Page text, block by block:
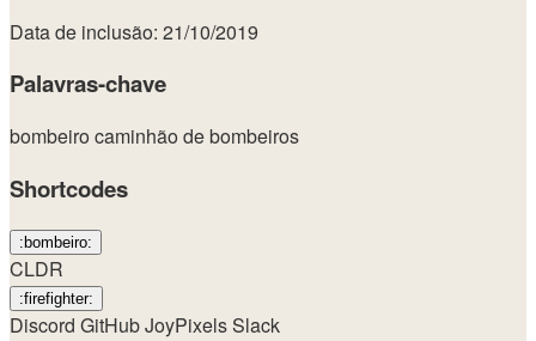
Data de inclusão: 21/10/2019
Palavras-chave
bombeiro caminhão de bombeiros
Shortcodes
:bombeiro:
CLDR
:firefighter:
Discord GitHubJoyPixelsSlack